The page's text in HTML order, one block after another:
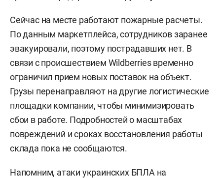
Сейчас на месте работают пожарные расчеты.
По данным маркетплейса, сотрудников заранее
эвакуировали, поэтому пострадавших нет. В
связи с происшествием Wildberries временно
ограничил прием новых поставок на объект.
Грузы перенаправляют на другие логистические
площадки компании, чтобы минимизировать
сбои в работе. Подробностей о масштабах
повреждений и сроках восстановления работы
склада пока не сообщаются.
Напомним, атаки украинских БПЛА на